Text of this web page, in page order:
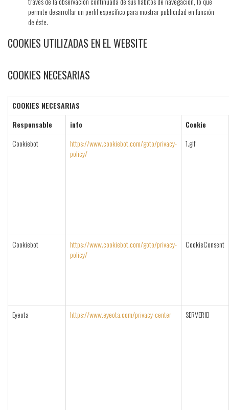
permite desarrollar un perfil específico para mostrar publicidad en función
de éste.
COOKIES UTILIZADAS EN EL WEBSITE
COOKIES NECESARIAS
COOKIES NECESARIAS
Responsable
info
Cookie
Cookiebot
https://www.cookiebot.com/goto/privacy-
policy/
1.gif
Cookiebot
https://www.cookiebot.com/goto/privacy-
policy/
CookieConsent
Eyeota https://www.eyeota.com/privacy-center SERVERID